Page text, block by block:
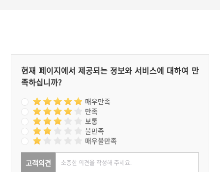
현재 페이지에서 제공되는 정보와 서비스에 대하여 만
족하십니까?
매우만족
만족
보통
불만족
매우불만족
고객의견